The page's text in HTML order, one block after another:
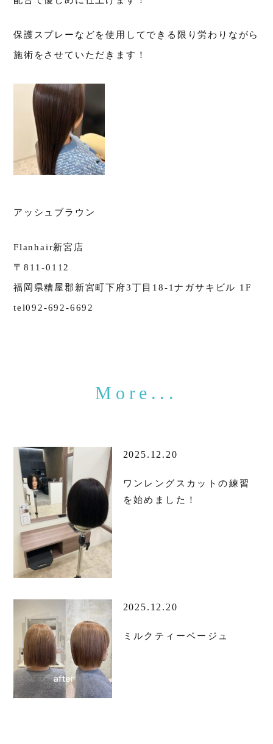
保護スプレーなどを使用してできる限り労わりながら
施術をさせていただきます！
アッシュブラウン
Flanhair新宮店
〒811-0112
福岡県糟屋郡新宮町下府3丁目18-1ナガサキビル 1F
tel092-692-6692
2025.12.20
ワンレングスカットの練習
を始めました！
2025.12.20
ミルクティーベージュ